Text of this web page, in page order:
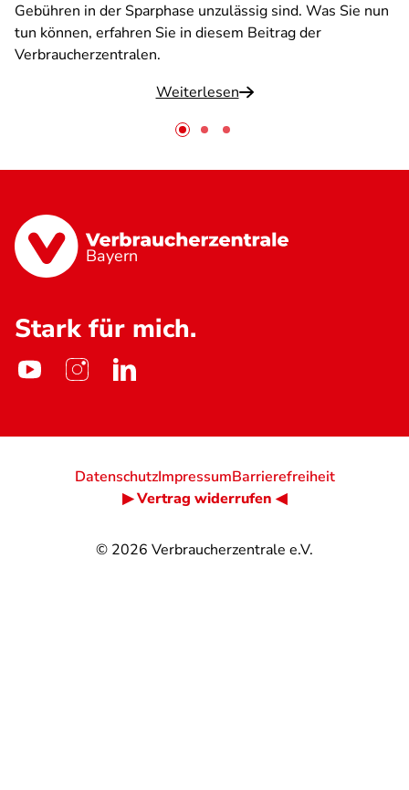
Gebühren in der Sparphase unzulässig sind. Was Sie nun
tun können, erfahren Sie in diesem Beitrag der
Verbraucherzentralen.
Weiterlesen
Bayern
Stark für mich.
© 2026 Verbraucherzentrale e.V.
DatenschutzImpressumBarrierefreiheit
▶ Vertrag widerrufen ◀